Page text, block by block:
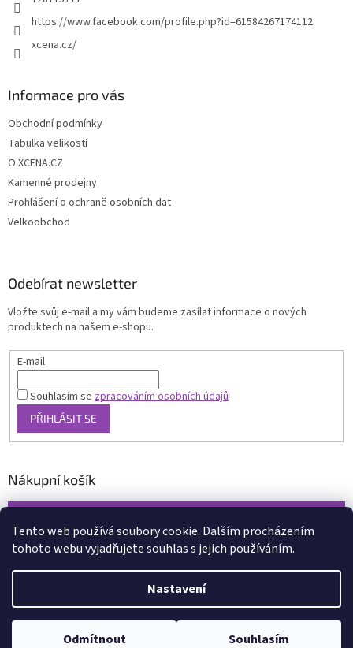
Tento web používá soubory cookie. Dalším procházením
tohoto webu vyjadřujete souhlas s jejich používáním.
Nastavení
Odmítnout Souhlasím
https://www.facebook.com/profile.php?id=61584267174112
xcena.cz/
Informace pro vás
Obchodní podmínky
Tabulka velikostí
O XCENA.CZ
Kamenné prodejny
Prohlášení o ochraně osobních dat
Velkoobchod
Odebírat newsletter
Vložte svůj e-mail a my vám budeme zasílat informace o nových
produktech na našem e-shopu.
E-mail
Souhlasím sezpracováním osobních údajů
PŘIHLÁSIT SE
Nákupní košík
Vytvořil Shoptet
Copyright 2026www.xcena.cz. Všechna práva vyhrazena.Upravit